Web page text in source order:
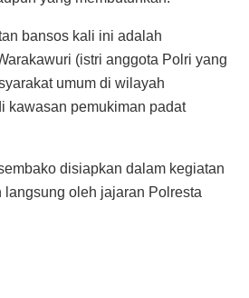
bansos kali ini adalah
(istri anggota Polri yang
umum di wilayah
kawasan pemukiman padat
disiapkan dalam kegiatan
oleh jajaran Polresta